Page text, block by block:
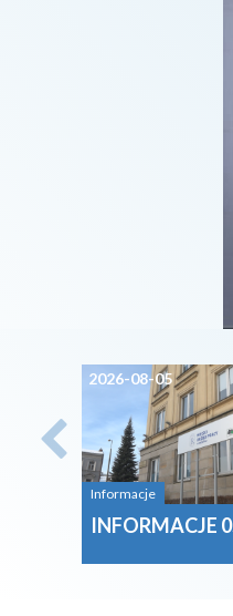
2026-08-05
Informacje
INFORMACJE